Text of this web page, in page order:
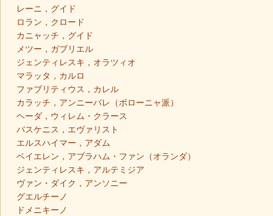
レーニ，グイド
ロラン，クロード
カニャッチ，グイド
メツー，ガブリエル
ジェンティレスキ，オラツィオ
マラッタ，カルロ
ファブリティウス，カレル
カラッチ，アンニーバレ（ボローニャ派）
ヘーダ，ウィレム・クラース
バスケニス，エヴァリスト
エルスハイマー，アダム
ベイエレン，アブラハム・ファン（オランダ）
ジェンティレスキ，アルテミジア
ヴァン・ダイク，アンソニー
グエルチーノ
ドメニキーノ